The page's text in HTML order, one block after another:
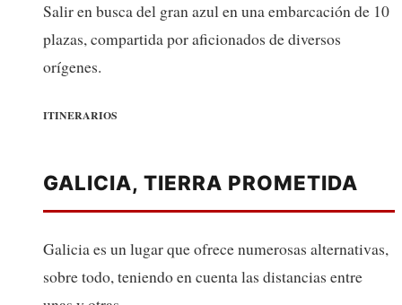
Salir en busca del gran azul en una embarcación de 10
plazas, compartida por aficionados de diversos
orígenes.
ITINERARIOS
GALICIA, TIERRA PROMETIDA
Galicia es un lugar que ofrece numerosas alternativas,
sobre todo, teniendo en cuenta las distancias entre